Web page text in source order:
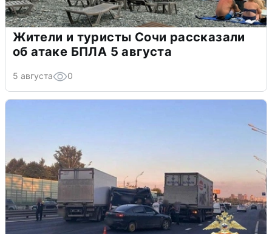
Жители и туристы Сочи рассказали
об атаке БПЛА 5 августа
5 августа 0